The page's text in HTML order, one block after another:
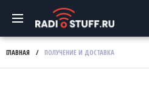
ГЛАВНАЯ / ПОЛУЧЕНИЕ И ДОСТАВКА